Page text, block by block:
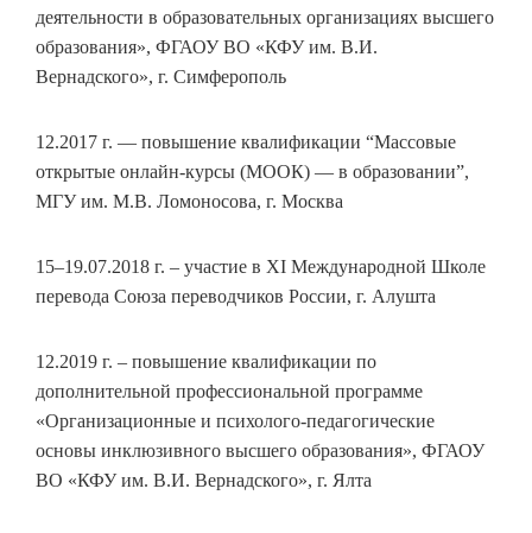
деятельности в образовательных организациях высшего
образования», ФГАОУ ВО «КФУ им. В.И.
Вернадского», г. Симферополь
12.2017 г. — повышение квалификации “Массовые
открытые онлайн-курсы (МООК) — в образовании”,
МГУ им. М.В. Ломоносова, г. Москва
15–19.07.2018 г. – участие в XI Международной Школе
перевода Союза переводчиков России, г. Алушта
12.2019 г. – повышение квалификации по
дополнительной профессиональной программе
«Организационные и психолого-педагогические
основы инклюзивного высшего образования», ФГАОУ
ВО «КФУ им. В.И. Вернадского», г. Ялта